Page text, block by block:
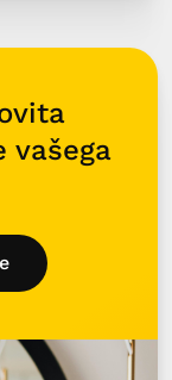
vašega